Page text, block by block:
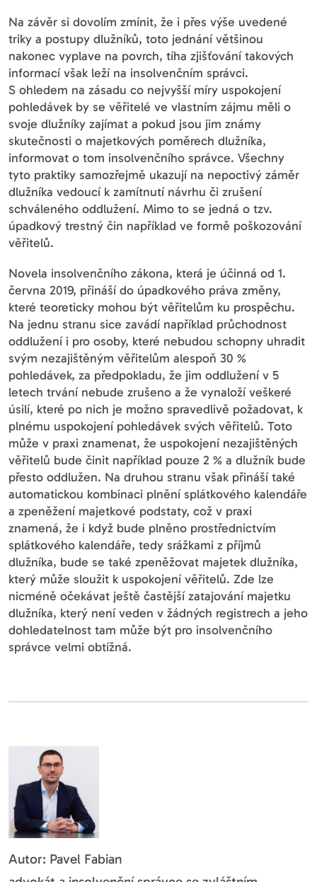
Na závěr si dovolím zmínit, že i přes výše uvedené
triky a postupy dlužníků, toto jednání většinou
nakonec vyplave na povrch, tíha zjišťování takových
informací však leží na insolvenčním správci.
S ohledem na zásadu co nejvyšší míry uspokojení
pohledávek by se věřitelé ve vlastním zájmu měli o
svoje dlužníky zajímat a pokud jsou jim známy
skutečnosti o majetkových poměrech dlužníka,
informovat o tom insolvenčního správce. Všechny
tyto praktiky samozřejmě ukazují na nepoctivý záměr
dlužníka vedoucí k zamítnutí návrhu či zrušení
schváleného oddlužení. Mimo to se jedná o tzv.
úpadkový trestný čin například ve formě poškozování
věřitelů.
Novela insolvenčního zákona, která je účinná od 1.
června 2019, přináší do úpadkového práva změny,
které teoreticky mohou být věřitelům ku prospěchu.
Na jednu stranu sice zavádí například průchodnost
oddlužení i pro osoby, které nebudou schopny uhradit
svým nezajištěným věřitelům alespoň 30 %
pohledávek, za předpokladu, že jim oddlužení v 5
letech trvání nebude zrušeno a že vynaloží veškeré
úsilí, které po nich je možno spravedlivě požadovat, k
plnému uspokojení pohledávek svých věřitelů. Toto
může v praxi znamenat, že uspokojení nezajištěných
věřitelů bude činit například pouze 2 % a dlužník bude
přesto oddlužen. Na druhou stranu však přináší také
automatickou kombinaci plnění splátkového kalendáře
a zpeněžení majetkové podstaty, což v praxi
znamená, že i když bude plněno prostřednictvím
splátkového kalendáře, tedy srážkami z příjmů
dlužníka, bude se také zpeněžovat majetek dlužníka,
který může sloužit k uspokojení věřitelů. Zde lze
nicméně očekávat ještě častější zatajování majetku
dlužníka, který není veden v žádných registrech a jeho
dohledatelnost tam může být pro insolvenčního
správce velmi obtížná.
Autor: Pavel Fabian